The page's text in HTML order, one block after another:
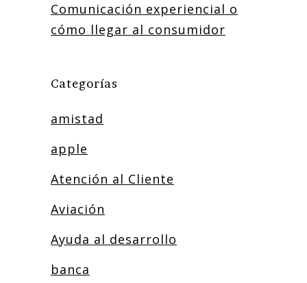
Comunicación experiencial o
cómo llegar al consumidor
Categorías
amistad
apple
Atención al Cliente
Aviación
Ayuda al desarrollo
banca